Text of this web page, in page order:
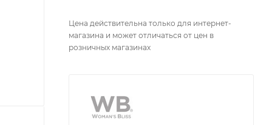
Цена действительна только для интернет-
магазина и может отличаться от цен в
розничных магазинах